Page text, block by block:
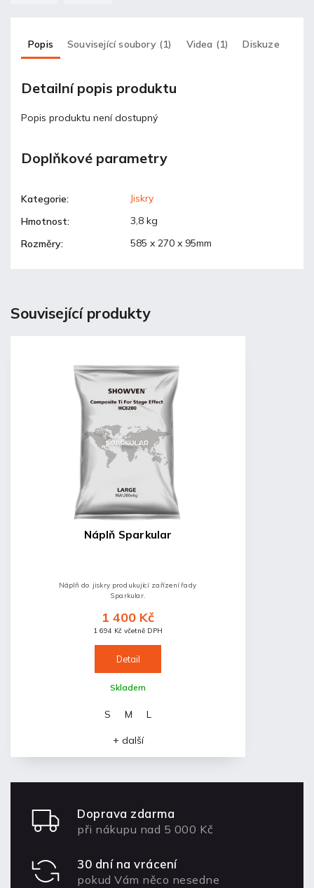
Popis Související soubory (1) Videa (1) Diskuze
Detailní popis produktu
Popis produktu není dostupný
Doplňkové parametry
Kategorie:
Jiskry
Hmotnost:
3,8 kg
Rozměry: 585 x 270 x 95mm
Související produkty
Náplň Sparkular
Skladem
1 694 Kč včetně DPH
1 400 Kč
Detail
Náplň do jiskry produkující zařízení řady
Sparkular.
S M L
+ další
Doprava zdarma
při nákupu nad 5 000 Kč
30 dní na vrácení
pokud Vám něco nesedne